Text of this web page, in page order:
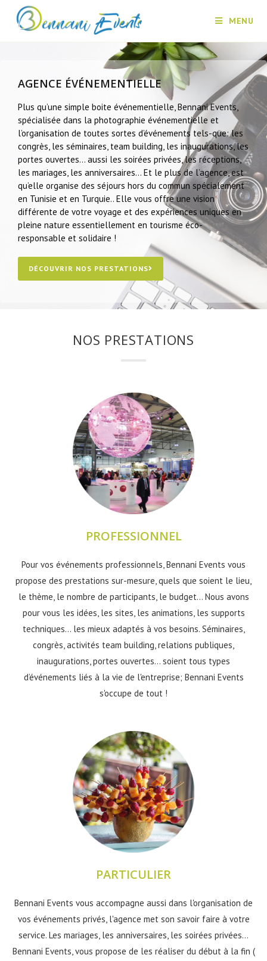
MENU
AGENCE ÉVÉNEMENTIELLE
Plus qu’une simple boite événementielle, Bennani Events,
spécialisée dans la photographie événementielle et
l’organisation de toutes sortes d’événements tels-que: les
congrès, les séminaires, team building, les inaugurations, les
portes ouvertes… aussi les soirées privées, les réceptions,
les mariages, les anniversaires… Et le plus de l’agence, est
qu’elle organise des séjours hors du commun spécialement
en Tunisie et en Turquie.. Elle vous offre une vision
différente de votre voyage et des expériences uniques en
pleine nature essentiellement en tourisme éco-
responsable et solidaire !
DÉCOUVRIR NOS PRESTATIONS
NOS PRESTATIONS
PROFESSIONNEL
Pour vos événements professionnels, Bennani Events vous
propose des prestations sur-mesure, quels que soient le lieu,
le thème, le nombre de participants, le budget… Nous avons
pour vous les idées, les sites, les animations, les supports
techniques... les mieux adaptés à vos besoins. Séminaires,
congrès, activités team building, relations publiques,
inaugurations, portes ouvertes... soient tous types
d’événements liés à la vie de l'entreprise; Bennani Events
s'occupe de tout !
PARTICULIER
Bennani Events vous accompagne aussi dans l'organisation de
vos événements privés, l'agence met son savoir faire à votre
service. Les mariages, les anniversaires, les soirées privées...
Bennani Events, vous propose de les réaliser du début à la fin (